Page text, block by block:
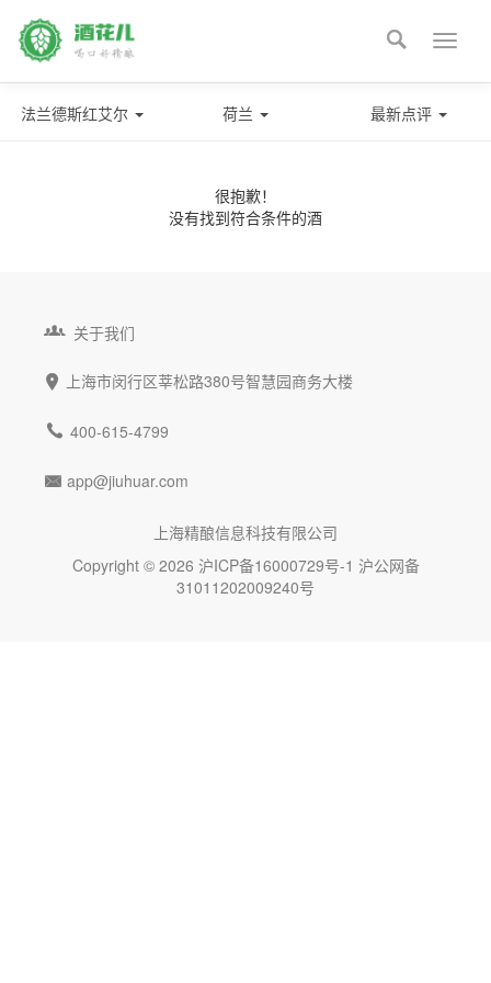
Toggle

法兰德斯红艾尔 荷兰 最新点评
很抱歉！
没有找到符合条件的酒
 关于我们
 上海市闵行区莘松路380号智慧园商务大楼
 400-615-4799
 app@jiuhuar.com
上海精酿信息科技有限公司
Copyright © 2026 沪ICP备16000729号-1 沪公网备
31011202009240号